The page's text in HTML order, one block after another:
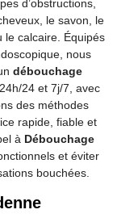
d’obstructions,
le savon, le
le calcaire. Équipés
nous
débouchage
24 et 7j/7, avec
des méthodes
rapide, fiable et
à Débouchage
et éviter
bouchées.